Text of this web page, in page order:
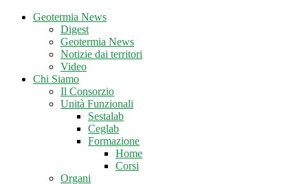
Geotermia News
Digest
Geotermia News
Notizie dai territori
Video
Chi Siamo
Il Consorzio
Unità Funzionali
Sestalab
Ceglab
Formazione
Home
Corsi
Organi